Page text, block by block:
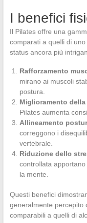
I benefici
Il Pilates offre una
comparati a quelli di
status ancora più
Rafforzamento
mirano ai muscoli
postura.
Miglioramento
Pilates aumenta
Allineamento
correggono i
vertebrale.
Riduzione dello
controllata
la mente.
Questi benefici
generalmente percepito
comparabili a quelli di